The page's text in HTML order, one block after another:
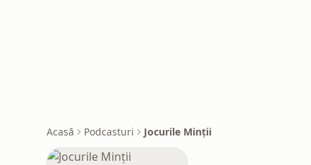
Acasă Podcasturi Jocurile Minții